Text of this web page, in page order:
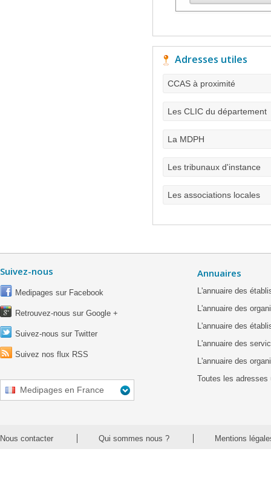
Adresses utiles
CCAS à proximité
Les CLIC du département
La MDPH
Les tribunaux d'instance
Les associations locales
Suivez-nous
Medipages sur Facebook
Retrouvez-nous sur Google +
Suivez-nous sur Twitter
Suivez nos flux RSS
Medipages en France
Annuaires
L'annuaire des
L'annuaire des
L'annuaire des
L'annuaire des
L'annuaire des
Toutes les adresses
Nous contacter Qui sommes nous ? Mentions